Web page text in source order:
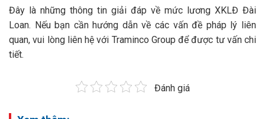
Đây là những thông tin giải đáp về mức lương XKLĐ Đài
Loan. Nếu bạn cần hướng dẫn về các vấn đề pháp lý liên
quan, vui lòng liên hệ với Traminco Group để được tư vấn chi
tiết.
Đánh giá